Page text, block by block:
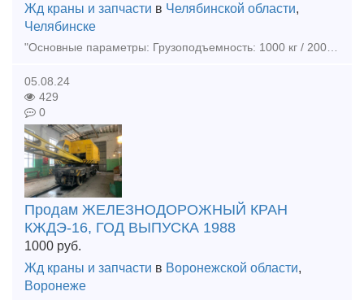
Жд краны и запчасти в Челябинской области,
Челябинске
"Основные параметры: Грузоподъемность: 1000 кг / 2000 кг (под заказ) Радиус охвата – до 4000 мм Конструктивное исполнение: Основание для стационарного крепления к полу Складные опорные лапы Испо
05.08.24
429
0
Продам ЖЕЛЕЗНОДОРОЖНЫЙ КРАН
КЖДЭ-16, ГОД ВЫПУСКА 1988
1000 руб.
Жд краны и запчасти в Воронежской области,
Воронеже